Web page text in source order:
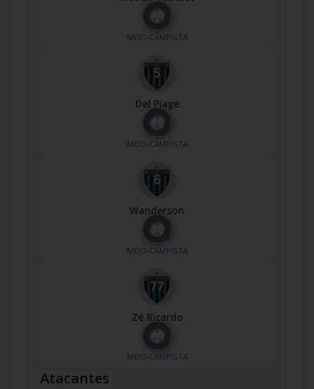
Nº
17
MEIO-CAMPISTA
Del Piage
Nº
5
MEIO-CAMPISTA
Wanderson
Nº
6
MEIO-CAMPISTA
Zé Ricardo
Nº
77
MEIO-CAMPISTA
Atacantes